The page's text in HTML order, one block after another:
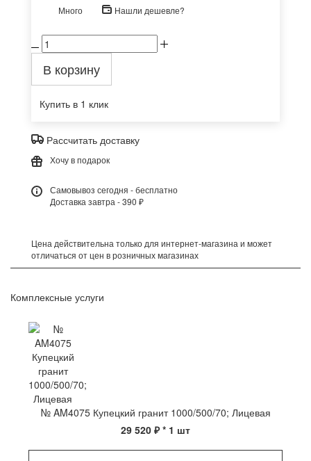
Много Нашли дешевле?
В корзину
Купить в 1 клик
Рассчитать доставку
Хочу в подарок
Самовывоз сегодня - бесплатно
Доставка завтра - 390 ₽
Цена действительна только для интернет-магазина и может
отличаться от цен в розничных магазинах
Комплексные услуги
№ AM4075 Купецкий гранит 1000/500/70; Лицевая
29 520 ₽* 1 шт